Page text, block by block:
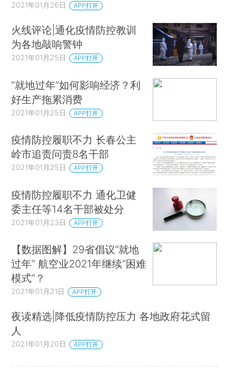
2021年01月26日 APP打开
火线评论|通化疫情防控教训
为各地敲响警钟
2021年01月25日 APP打开
“就地过年”如何影响经济？利
好生产拖累消费
2021年01月25日 APP打开
疫情防控履职不力 长春公主
岭市追责问责8名干部
2021年01月25日 APP打开
疫情防控履职不力 通化卫健
委主任等14名干部被处分
2021年01月23日 APP打开
【数据图解】29省倡议“就地
过年” 航空业2021年继续“困难
模式”？
2021年01月21日 APP打开
夜读精选|降低疫情防控压力 各地政府花式留
人
2021年01月20日 APP打开